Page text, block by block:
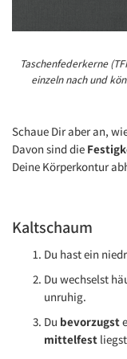
Taschenfederkerne
einzeln nach und
Schaue Dir aber an,
Davon sind die
Deine Körperkontur
Kaltschaum
Du hast ein
Du wechselst
unruhig.
Du bevorzugst
mittelfest